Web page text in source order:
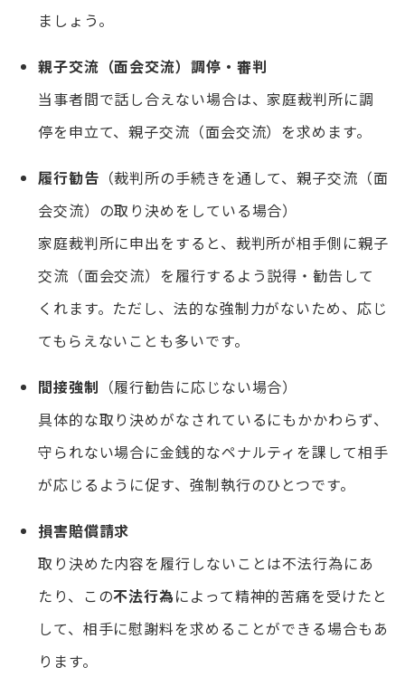
ましょう。
親子交流（面会交流）調停・審判
当事者間で話し合えない場合は、家庭裁判所に調
停を申立て、親子交流（面会交流）を求めます。
履行勧告 （裁判所の手続きを通して、親子交流（面
会交流）の取り決めをしている場合）
家庭裁判所に申出をすると、裁判所が相手側に親子
交流（面会交流）を履行するよう説得・勧告して
くれます。ただし、法的な強制力がないため、応じ
てもらえないことも多いです。
間接強制 （履行勧告に応じない場合）
具体的な取り決めがなされているにもかかわらず、
守られない場合に金銭的なペナルティを課して相手
が応じるように促す、強制執行のひとつです。
損害賠償請求
取り決めた内容を履行しないことは不法行為にあ
たり、この不法行為によって精神的苦痛を受けたと
して、相手に慰謝料を求めることができる場合もあ
ります。